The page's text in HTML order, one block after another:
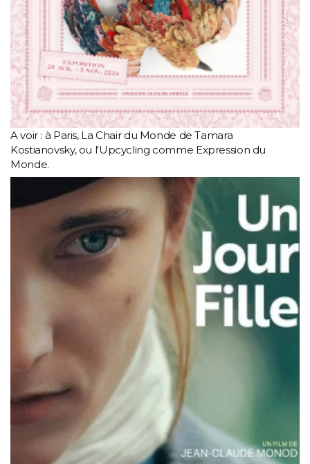
A voir : à Paris, La Chair du Monde de Tamara
Kostianovsky, ou l'Upcycling comme Expression du
Monde.